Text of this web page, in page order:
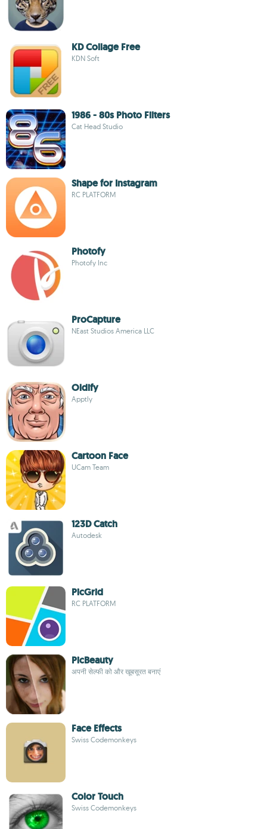
KD Collage Free
KDN Soft
1986 - 80s Photo Filters
Cat Head Studio
Shape for Instagram
RC PLATFORM
Photofy
Photofy Inc
ProCapture
NEast Studios America LLC
Oldify
Apptly
Cartoon Face
UCam Team
123D Catch
Autodesk
PicGrid
RC PLATFORM
PicBeauty
अपनी सेल्फी को और खूबसूरत बनाएं
Face Effects
Swiss Codemonkeys
Color Touch
Swiss Codemonkeys